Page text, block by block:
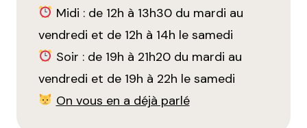
Midi : de 12h à 13h30 du mardi au
vendredi et de 12h à 14h le samedi
Soir : de 19h à 21h20 du mardi au
vendredi et de 19h à 22h le samedi
On vous en a déjà parlé